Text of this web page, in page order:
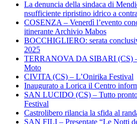
La denuncia della sindaca di
nsufficiente ripristino idrico a
COSENZA – Venerdì l’evento
itinerante Archivio Mabos
BOCCHIGLIERO: serata
2025
TERRANOVA DA SIBARI (CS) –
Moto
CIVITA (CS) – L’Onirika Festival
Inaugurato a Lorica il Centro
SAN LUCIDO (CS) – Tutto
Festival
Castrolibero rilancia la sfida al
SAN FILI – Presentate “Le Notti